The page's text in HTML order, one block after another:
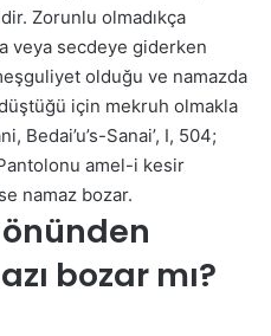
Zorunlu olmadıkça
veya secdeye giderken
olduğu ve namazda
için mekruh olmakla
Bedai’u’s-Sanai’, I, 504;
amel-i kesir
namaz bozar.
önünden
bozar mı?